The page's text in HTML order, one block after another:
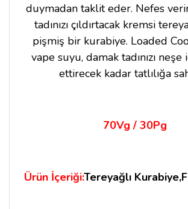
duymadan taklit eder. Nefes
tadınızı çıldırtacak kremsi
pişmiş bir kurabiye. Loaded
vape suyu, damak tadınızı neşe
ettirecek kadar tatlılığa
70Vg / 30Pg
Ürün İçeriği:Tereyağlı